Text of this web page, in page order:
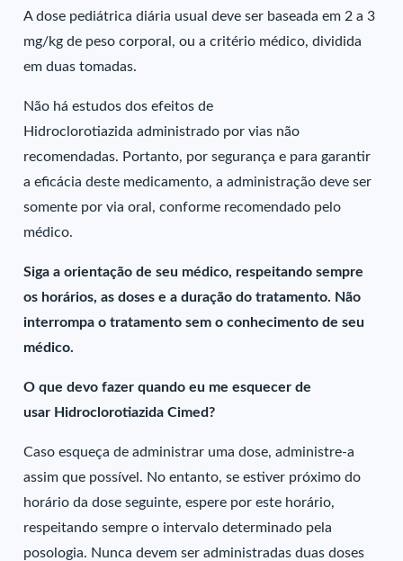
A dose pediátrica diária usual deve ser baseada em 2 a 3
mg/kg de peso corporal, ou a critério médico, dividida
em duas tomadas.
Não há estudos dos efeitos de
Hidroclorotiazida administrado por vias não
recomendadas. Portanto, por segurança e para garantir
a eficácia deste medicamento, a administração deve ser
somente por via oral, conforme recomendado pelo
médico.
Siga a orientação de seu médico, respeitando sempre
os horários, as doses e a duração do tratamento. Não
interrompa o tratamento sem o conhecimento de seu
médico.
O que devo fazer quando eu me esquecer de
usar Hidroclorotiazida Cimed?
Caso esqueça de administrar uma dose, administre-a
assim que possível. No entanto, se estiver próximo do
horário da dose seguinte, espere por este horário,
respeitando sempre o intervalo determinado pela
posologia. Nunca devem ser administradas duas doses